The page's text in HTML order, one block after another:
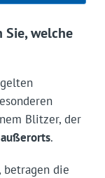
welche
Blitzer, der
.
betragen die